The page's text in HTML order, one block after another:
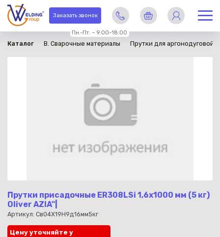
Заказать звонок
Пн.-Пт. – 9:00-18:00
Каталог B. Сварочные материалы Прутки для аргонодуговой
Прутки присадочные ER308LSi 1,6x1000 мм (5 кг)
Oliver AZIA"|
Артикул: Св04Х19Н9д16мм5кг
в наличии
Цену уточняйте у